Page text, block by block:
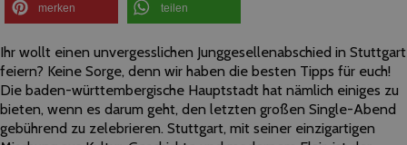
merken teilen
Ihr wollt einen unvergesslichen Junggesellenabschied in Stuttgart
feiern? Keine Sorge, denn wir haben die besten Tipps für euch!
Die baden-württembergische Hauptstadt hat nämlich einiges zu
bieten, wenn es darum geht, den letzten großen Single-Abend
gebührend zu zelebrieren. Stuttgart, mit seiner einzigartigen